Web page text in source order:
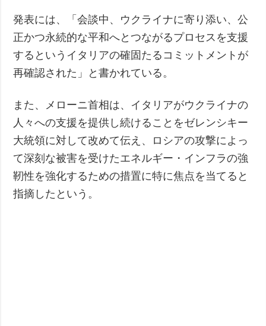
動画
発表には、「会談中、ウクライナに寄り添い、公
正かつ永続的な平和へとつながるプロセスを支援
するというイタリアの確固たるコミットメントが
再確認された」と書かれている。
また、メローニ首相は、イタリアがウクライナの
人々への支援を提供し続けることをゼレンシキー
大統領に対して改めて伝え、ロシアの攻撃によっ
て深刻な被害を受けたエネルギー・インフラの強
靭性を強化するための措置に特に焦点を当てると
指摘したという。